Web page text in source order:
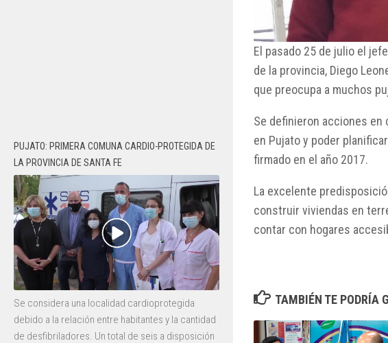
El pasado 25 de julio el
de la provincia, Diego
que preocupa a muchos
Se definieron acciones
en Pujato y poder
firmado en el año 2017.
La excelente
construir viviendas en
contar con hogares
TAMBIÉN TE PODRÍA
PUJATO: PRIMERA COMUNA CARDIO-PROTEGIDA DE
LA PROVINCIA DE SANTA FE
Se considera una localidad cardioprotegida
debido a la relación entre habitantes y la cantidad
de desfibriladores. Un total de seis a disposición